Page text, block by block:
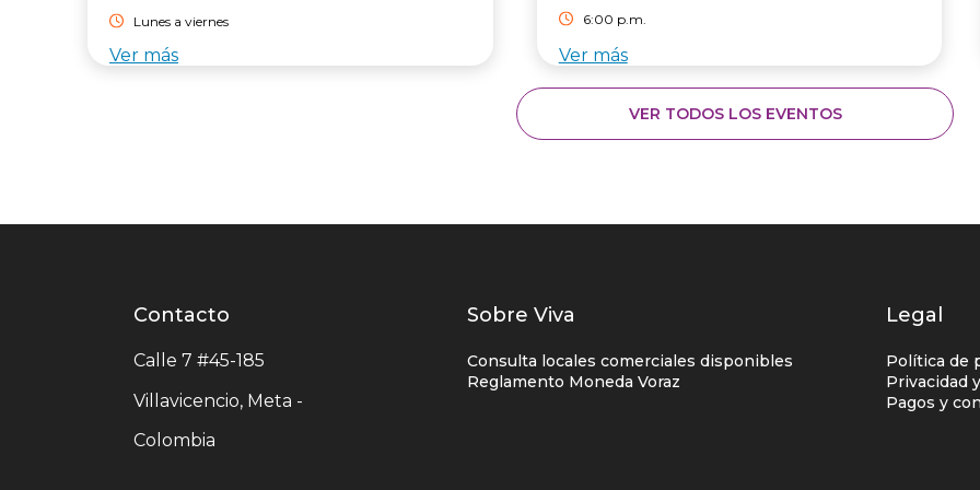
Lunes a viernes
Ver más
6:00 p.m.
Ver más
VER TODOS LOS EVENTOS
Contacto
centro
Contacto
Calle 7 #45-185
Villavicencio, Meta -
Colombia
Listados
enlaces
centro
Sobre Viva
Consulta locales comerciales disponibles
Reglamento Moneda Voraz
Legal
Política de
Privacidad
Pagos y